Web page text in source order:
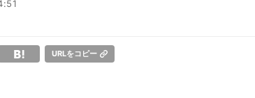
URLをコピー